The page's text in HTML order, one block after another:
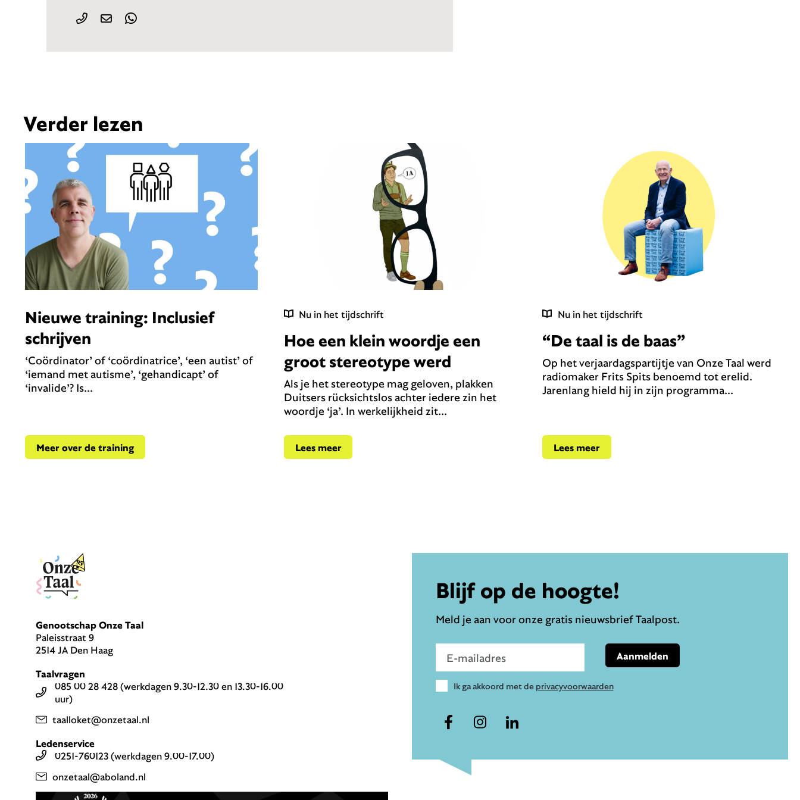
Verder lezen
Nieuwe training: Inclusief
schrijven
‘Coördinator’ of ‘coördinatrice’, ‘een autist’ of
‘iemand met autisme’, ‘gehandicapt’ of
‘invalide’? Is...
Meer over de training
Nu in het tijdschrift
Hoe een klein woordje een
groot stereotype werd
Als je het stereotype mag geloven, plakken
Duitsers rücksichtslos achter iedere zin het
woordje ‘ja’. In werkelijkheid zit...
Lees meer
Nu in het tijdschrift
“De taal is de baas”
Op het verjaardagspartijtje van Onze Taal werd
radiomaker Frits Spits benoemd tot erelid.
Jarenlang hield hij in zijn programma...
Lees meer
Genootschap Onze Taal
Paleisstraat 9
2514 JA Den Haag
Taalvragen
085 00 28 428 (werkdagen 9.30-12.30 en 13.30-16.00
uur)
taalloket@onzetaal.nl
Ledenservice
0251-760123 (werkdagen 9.00-17.00)
onzetaal@aboland.nl
Blijf op de hoogte!
Meld je aan voor onze gratis nieuwsbrief Taalpost.
Ik ga akkoord met de privacyvoorwaarden
Aanmelden